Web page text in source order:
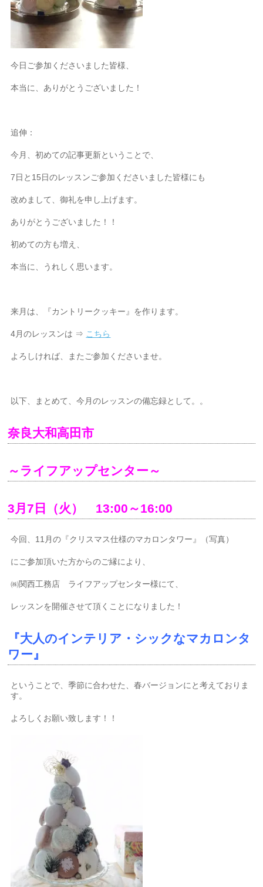
今日ご参加くださいました皆様、
本当に、ありがとうございました！
追伸：
今月、初めての記事更新ということで、
7日と15日のレッスンご参加くださいました皆様にも
改めまして、御礼を申し上げます。
ありがとうございました！！
初めての方も増え、
本当に、うれしく思います。
来月は、『カントリークッキー』を作ります。
4月のレッスンは ⇒ こちら
よろしければ、またご参加くださいませ。
以下、まとめて、今月のレッスンの備忘録として。。
奈良大和高田市
～ライフアップセンター～
3月7日（火） 13:00～16:00
今回、11月の『クリスマス仕様のマカロンタワー』（写真）
にご参加頂いた方からのご縁により、
㈱関西工務店 ライフアップセンター様にて、
レッスンを開催させて頂くことになりました！
『大人のインテリア・シックなマカロンタ
ワー』
ということで、季節に合わせた、春バージョンにと考えておりま
す。
よろしくお願い致します！！